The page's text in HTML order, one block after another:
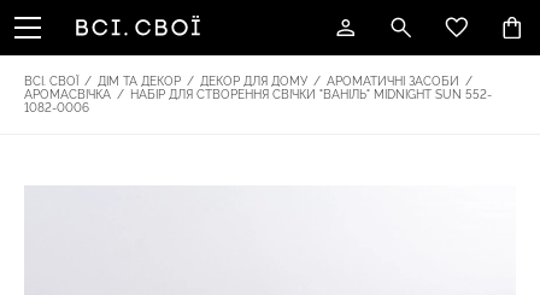
ВСІ. СВОЇ / ДІМ ТА ДЕКОР / ДЕКОР ДЛЯ ДОМУ / АРОМАТИЧНІ ЗАСОБИ
/
АРОМАСВІЧКА / НАБІР ДЛЯ СТВОРЕННЯ СВІЧКИ "ВАНІЛЬ" MIDNIGHT SUN 552-
1082-0006